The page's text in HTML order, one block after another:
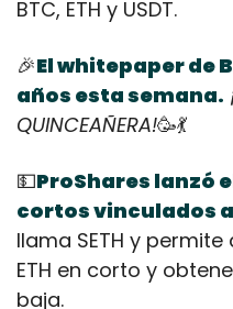
BTC, ETH y USDT.
🎉El whitepaper de
años esta semana.
QUINCEAÑERA!🥳💃
💵ProShares lanzó
cortos vinculados
llama SETH y
ETH en corto y
baja.